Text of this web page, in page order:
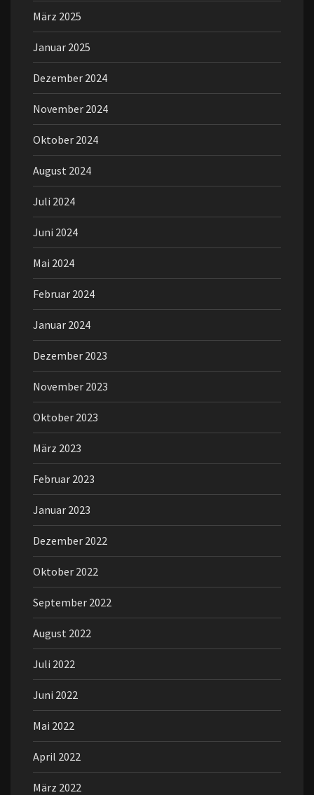
März 2025
Januar 2025
Dezember 2024
November 2024
Oktober 2024
August 2024
Juli 2024
Juni 2024
Mai 2024
Februar 2024
Januar 2024
Dezember 2023
November 2023
Oktober 2023
März 2023
Februar 2023
Januar 2023
Dezember 2022
Oktober 2022
September 2022
August 2022
Juli 2022
Juni 2022
Mai 2022
April 2022
März 2022